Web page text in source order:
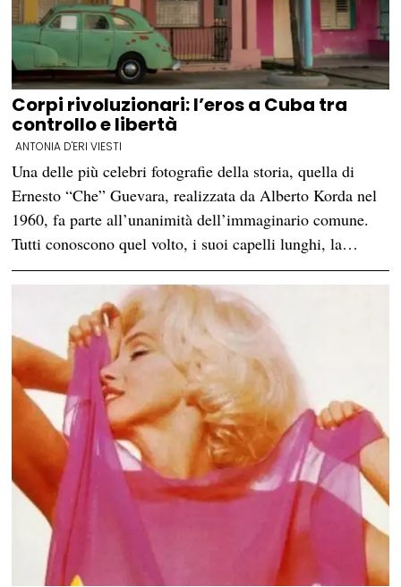
Corpi rivoluzionari: l’eros a Cuba tra
controllo e libertà
ANTONIA D'ERI VIESTI
Una delle più celebri fotografie della storia, quella di
Ernesto “Che” Guevara, realizzata da Alberto Korda nel
1960, fa parte all’unanimità dell’immaginario comune.
Tutti conoscono quel volto, i suoi capelli lunghi, la…